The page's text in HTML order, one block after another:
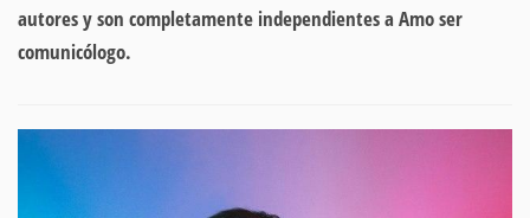
autores y son completamente independientes a Amo ser
comunicólogo.